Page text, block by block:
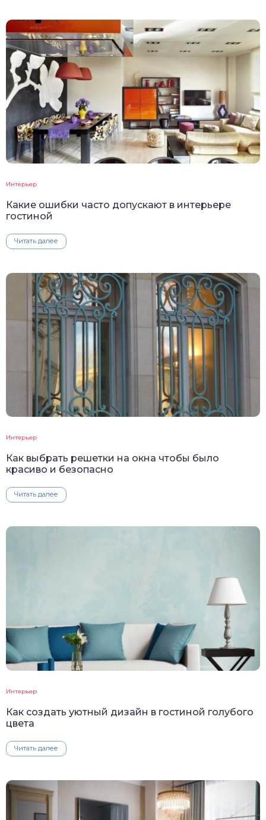
Интерьер
Какие ошибки часто допускают в интерьере
гостиной
Читать далее
Интерьер
Как выбрать решетки на окна чтобы было
красиво и безопасно
Читать далее
Интерьер
Как создать уютный дизайн в гостиной голубого
цвета
Читать далее